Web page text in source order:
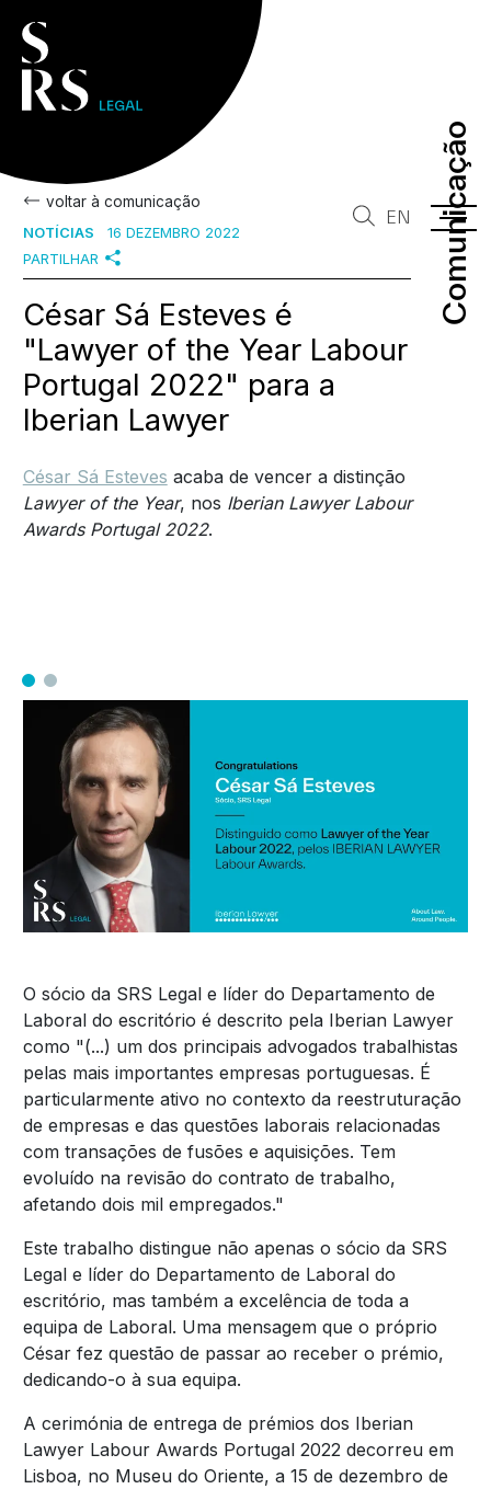
Comunicação
Comunicação
EN
voltar à comunicação
NOTÍCIAS
16 DEZEMBRO 2022
PARTILHAR
César Sá Esteves é
"Lawyer of the Year Labour
Portugal 2022" para a
Iberian Lawyer
César Sá Esteves acaba de vencer a distinção
Lawyer of the Year, nos Iberian Lawyer Labour
Awards Portugal 2022.
O sócio da SRS Legal e líder do Departamento de
Laboral do escritório é descrito pela Iberian Lawyer
como "(...) um dos principais advogados trabalhistas
pelas mais importantes empresas portuguesas. É
particularmente ativo no contexto da reestruturação
de empresas e das questões laborais relacionadas
com transações de fusões e aquisições. Tem
evoluído na revisão do contrato de trabalho,
afetando dois mil empregados."
Este trabalho distingue não apenas o sócio da SRS
Legal e líder do Departamento de Laboral do
escritório, mas também a excelência de toda a
equipa de Laboral. Uma mensagem que o próprio
César fez questão de passar ao receber o prémio,
dedicando-o à sua equipa.
A cerimónia de entrega de prémios dos Iberian
Lawyer Labour Awards Portugal 2022 decorreu em
Lisboa, no Museu do Oriente, a 15 de dezembro de